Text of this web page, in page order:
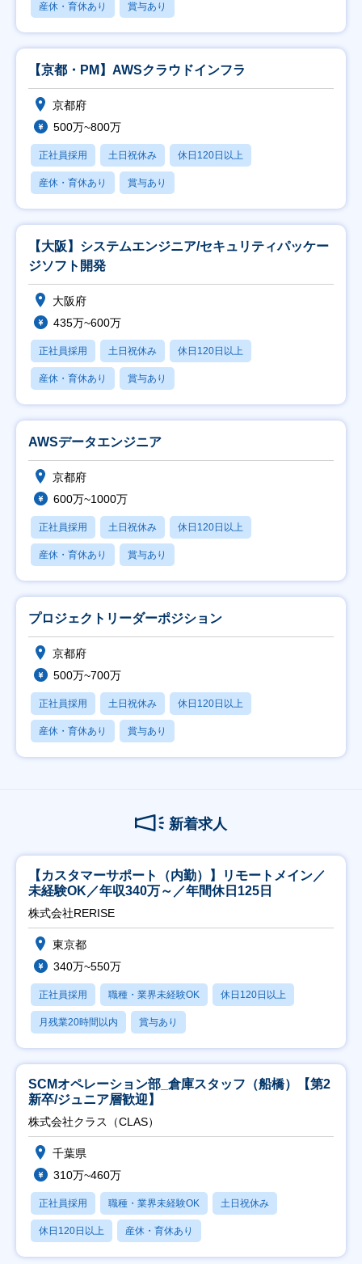
産休・育休あり 賞与あり
【京都・PM】AWSクラウドインフラ
京都府
500万~800万
正社員採用 土日祝休み 休日120日以上
産休・育休あり 賞与あり
【大阪】システムエンジニア/セキュリティパッケー
ジソフト開発
大阪府
435万~600万
正社員採用 土日祝休み 休日120日以上
産休・育休あり 賞与あり
AWSデータエンジニア
京都府
600万~1000万
正社員採用 土日祝休み 休日120日以上
産休・育休あり 賞与あり
プロジェクトリーダーポジション
京都府
500万~700万
正社員採用 土日祝休み 休日120日以上
産休・育休あり 賞与あり
新着求人
【カスタマーサポート（内勤）】リモートメイン／
未経験OK／年収340万～／年間休日125日
株式会社RERISE
東京都
340万~550万
正社員採用 職種・業界未経験OK 休日120日以上
月残業20時間以内 賞与あり
SCMオペレーション部_倉庫スタッフ（船橋）【第2
新卒/ジュニア層歓迎】
株式会社クラス（CLAS）
千葉県
310万~460万
正社員採用 職種・業界未経験OK 土日祝休み
休日120日以上 産休・育休あり